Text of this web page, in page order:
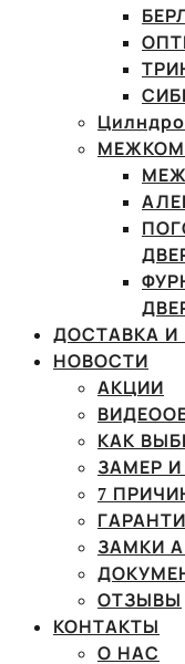
ДОСТАВКА
НОВОСТИ
АКЦИИ
КАК
ЗАМЕР
7
ЗАМКИ
ОТЗЫВЫ
КОНТАКТЫ
О НАС